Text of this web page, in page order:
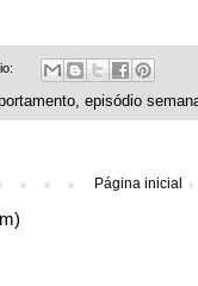
episódio
Página inicial